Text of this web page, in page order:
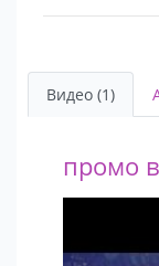
24. 90-е (с
Видео (1)
промо